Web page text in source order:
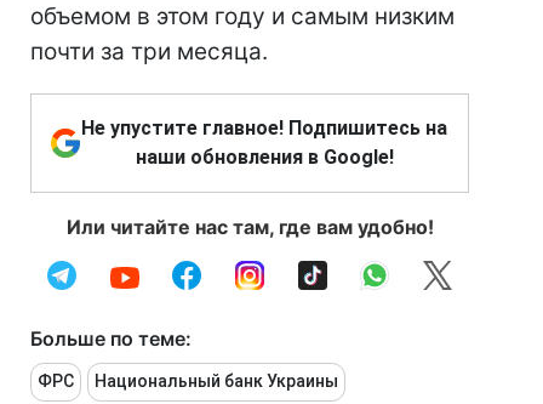
объемом в этом году и самым низким
почти за три месяца.
Не упустите главное! Подпишитесь на
наши обновления в Google!
Или читайте нас там, где вам удобно!
Больше по теме:
ФРС Национальный банк Украины